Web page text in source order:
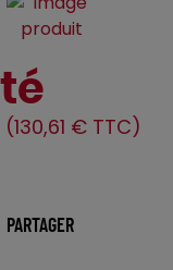
€ TTC)
PARTAGER